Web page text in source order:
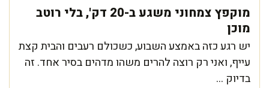
מוקפץ צמחוני משגע ב-20 דק', בלי רוטב
מוכן
יש רגע כזה באמצע השבוע, כשכולם רעבים והבית קצת
עייף, ואני רק רוצה להרים משהו מדהים בסיר אחד. זה
בדיוק ...